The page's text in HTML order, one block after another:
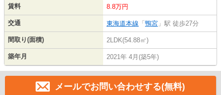
賃料 8.8万円
交通 東海道本線 「 鴨宮 」駅 徒歩27分
間取り(面積) 2LDK(54.88㎡)
築年月 2021年 4月(築5年)
メールでお問い合わせする(無料)